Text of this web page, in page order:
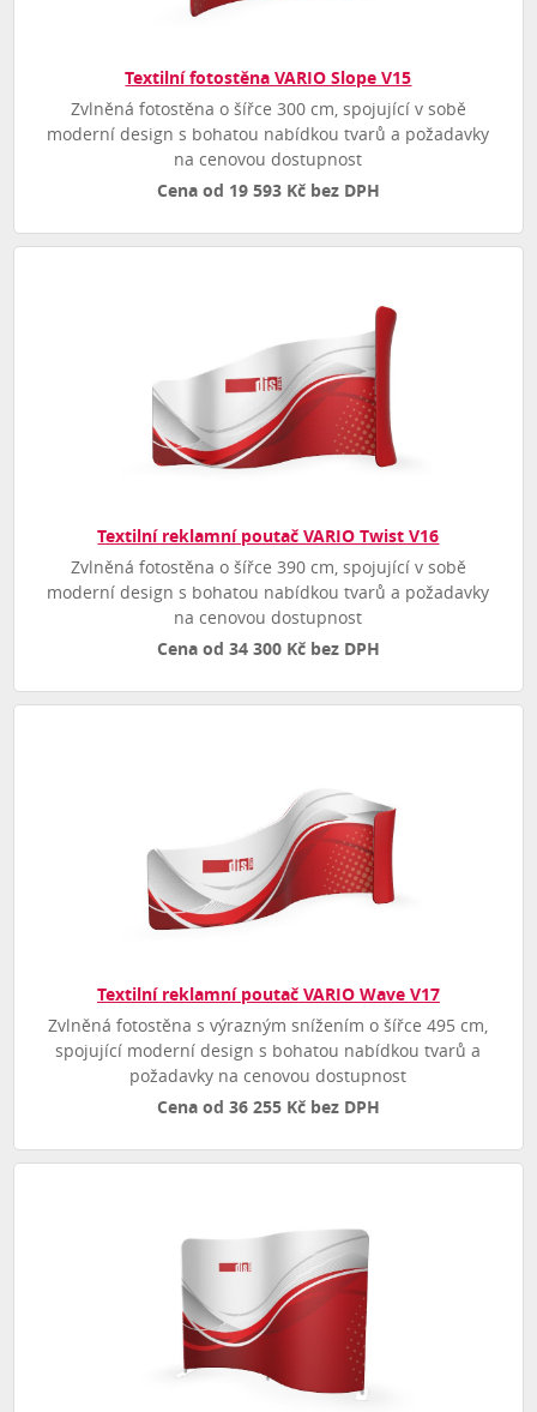
Textilní fotostěna VARIO Slope V15
Zvlněná fotostěna o šířce 300 cm, spojující v sobě
moderní design s bohatou nabídkou tvarů a požadavky
na cenovou dostupnost
Cena od 19 593 Kč bez DPH
Textilní reklamní poutač VARIO Twist V16
Zvlněná fotostěna o šířce 390 cm, spojující v sobě
moderní design s bohatou nabídkou tvarů a požadavky
na cenovou dostupnost
Cena od 34 300 Kč bez DPH
Textilní reklamní poutač VARIO Wave V17
Zvlněná fotostěna s výrazným snížením o šířce 495 cm,
spojující moderní design s bohatou nabídkou tvarů a
požadavky na cenovou dostupnost
Cena od 36 255 Kč bez DPH